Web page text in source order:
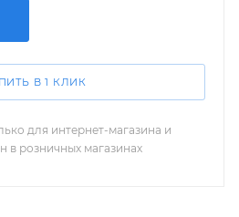
В 1 КЛИК
для интернет-магазина и
в розничных магазинах